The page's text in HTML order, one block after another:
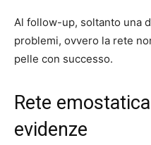
Al follow-up, soltanto una
problemi, ovvero la rete
pelle con successo.
Rete
evidenze